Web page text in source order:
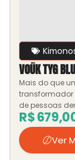
VOŪK TYG
Mais do que
transformador
de pessoas
R$
Ver